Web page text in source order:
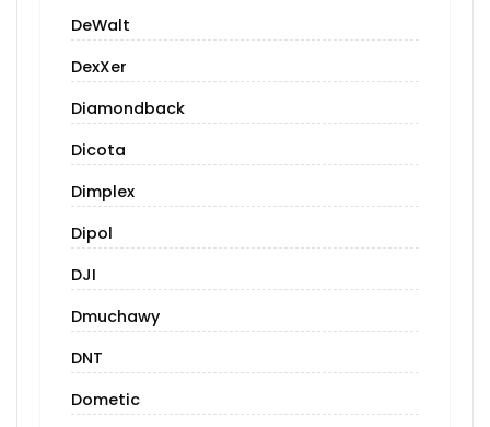
DeWalt
DexXer
Diamondback
Dicota
Dimplex
Dipol
DJI
Dmuchawy
DNT
Dometic